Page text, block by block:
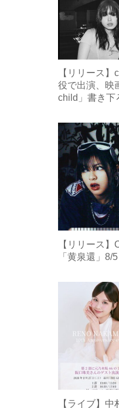
【リリース
役で出演、映
child」書き下
【リリース
「黄泉還」8/
【ライブ】